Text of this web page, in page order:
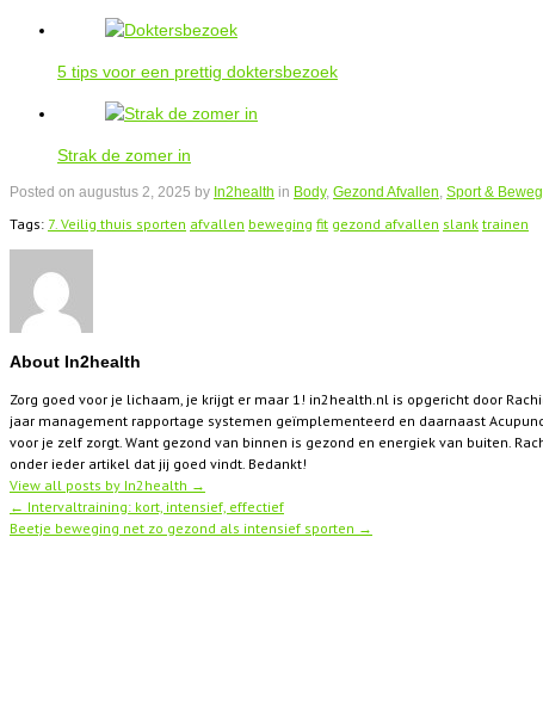
5 tips voor een prettig doktersbezoek
Strak de zomer in
Posted on augustus 2, 2025 by In2health in Body, Gezond Afvallen, Sport &
Tags: 7. Veilig thuis sporten afvallen beweging fit gezond afvallen slank trainen
About In2health
Zorg goed voor je lichaam, je krijgt er maar 1! in2health.nl is opgericht door
jaar management rapportage systemen geïmplementeerd en daarnaast
voor je zelf zorgt. Want gezond van binnen is gezond en energiek van buiten.
onder ieder artikel dat jij goed vindt. Bedankt!
View all posts by In2health →
← Intervaltraining: kort, intensief, effectief
Beetje beweging net zo gezond als intensief sporten →